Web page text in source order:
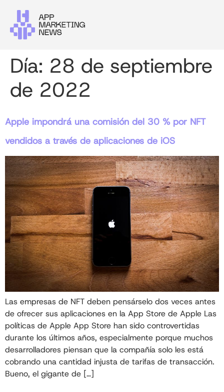
Día: 28 de septiembre
de 2022
Apple impondrá una comisión del 30 % por NFT
vendidos a través de aplicaciones de iOS
Las empresas de NFT deben pensárselo dos veces antes
de ofrecer sus aplicaciones en la App Store de Apple Las
políticas de Apple App Store han sido controvertidas
durante los últimos años, especialmente porque muchos
desarrolladores piensan que la compañía solo les está
cobrando una cantidad injusta de tarifas de transacción.
Bueno, el gigante de […]